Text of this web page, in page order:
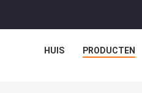
HUIS PRODUCTEN